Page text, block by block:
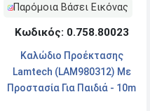
Παρόμοια Βάσει Εικόνας
Κωδικός: 0.758.80023
Καλώδιο Προέκτασης
Lamtech (LAM980312) Με
Προστασία Για Παιδιά - 10m